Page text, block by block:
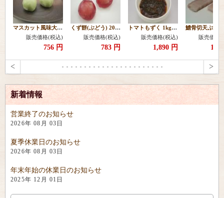
マスカット風味大福20ヶ 【冷凍】
販売価格(税込)
756 円
くず餅(ぶどう) 20g 20個 【冷凍】
販売価格(税込)
783 円
トマトもずく 1kg 【冷凍】
販売価格(税込)
1,890 円
販売価格(
< >
新着情報
営業終了のお知らせ
2026年 08月 03日
夏季休業日のお知らせ
2026年 08月 03日
年末年始の休業日のお知らせ
2025年 12月 01日